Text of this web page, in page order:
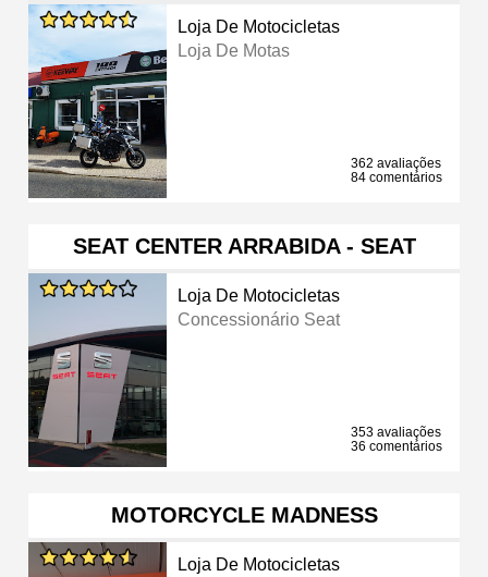
Loja De Motocicletas
Loja De Motas
362 avaliações
84 comentários
SEAT CENTER ARRABIDA - SEAT
Loja De Motocicletas
Concessionário Seat
353 avaliações
36 comentários
MOTORCYCLE MADNESS
Loja De Motocicletas